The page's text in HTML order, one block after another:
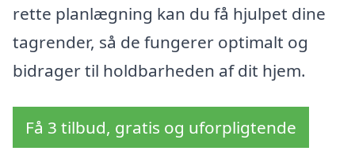
rette planlægning kan du få hjulpet dine
tagrender, så de fungerer optimalt og
bidrager til holdbarheden af dit hjem.
Få 3 tilbud, gratis og uforpligtende